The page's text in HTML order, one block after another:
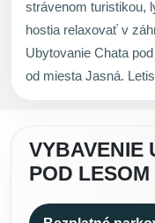
strávenom turistikou,
hostia relaxovať v
Ubytovanie Chata
od miesta Jasná.
VYBAVENIE
POD